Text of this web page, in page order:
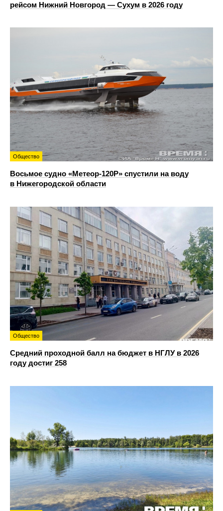
рейсом Нижний Новгород — Сухум в 2026 году
Общество
Восьмое судно «Метеор-120Р» спустили на воду
в Нижегородской области
Общество
Средний проходной балл на бюджет в НГЛУ в 2026
году достиг 258